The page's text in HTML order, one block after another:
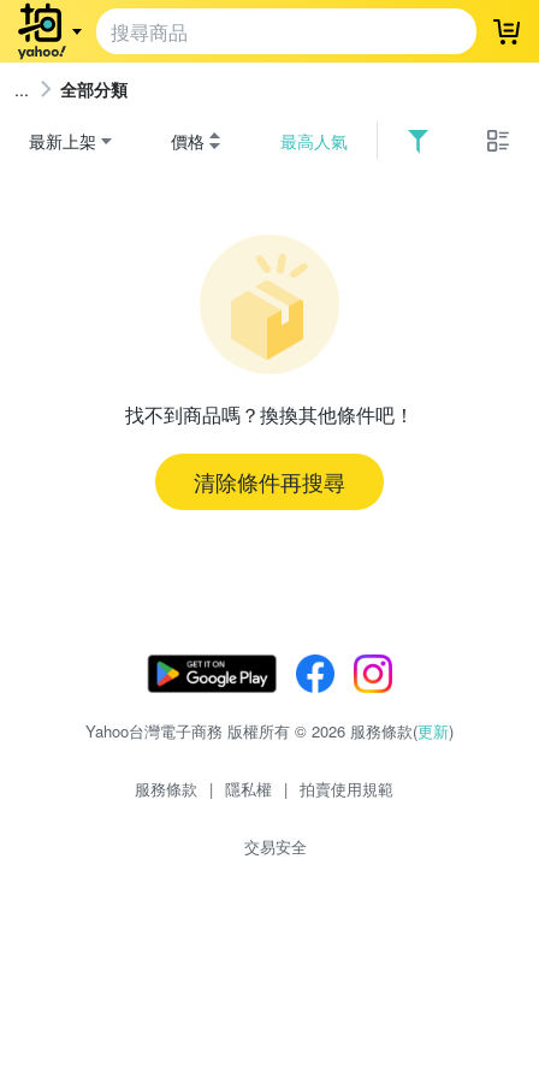
登
全部分類
最新上架 價格 最高人氣
找不到商品嗎？換換其他條件吧！
清除條件再搜尋
Yahoo台灣電子商務 版權所有 © 2026 服務條款(更新)
服務條款 | 隱私權 | 拍賣使用規範
交易安全